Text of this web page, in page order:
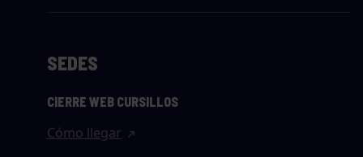
SEDES
CIERRE WEB CURSILLOS
Cómo llegar